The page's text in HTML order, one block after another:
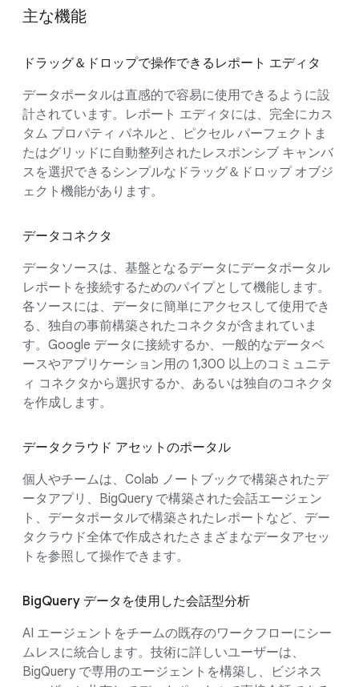
主な機能
ドラッグ＆ドロップで操作できるレポート エディタ
データポータルは直感的で容易に使用できるように設
計されています。レポート エディタには、完全にカス
タム プロパティ パネルと、ピクセル パーフェクトま
たはグリッドに自動整列されたレスポンシブ キャンバ
スを選択できるシンプルなドラッグ＆ドロップ オブジ
ェクト機能があります。
データコネクタ
データソースは、基盤となるデータにデータポータル
レポートを接続するためのパイプとして機能します。
各ソースには、データに簡単にアクセスして使用でき
る、独自の事前構築されたコネクタが含まれていま
す。Google データに接続するか、一般的なデータベ
ースやアプリケーション用の 1,300 以上のコミュニテ
ィ コネクタから選択するか、あるいは独自のコネクタ
を作成します。
データクラウド アセットのポータル
個人やチームは、Colab ノートブックで構築されたデ
ータアプリ、BigQuery で構築された会話エージェン
ト、データポータルで構築されたレポートなど、デー
タクラウド全体で作成されたさまざまなデータアセッ
トを参照して操作できます。
BigQuery データを使用した会話型分析
AI エージェントをチームの既存のワークフローにシー
ムレスに統合します。技術に詳しいユーザーは、
BigQuery で専用のエージェントを構築し、ビジネス